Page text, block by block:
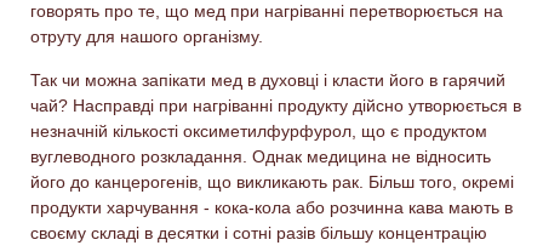
говорять про те, що мед при нагріванні перетворюється на
отруту для нашого організму.
Так чи можна запікати мед в духовці і класти його в гарячий
чай? Насправді при нагріванні продукту дійсно утворюється в
незначній кількості оксиметилфурфурол, що є продуктом
вуглеводного розкладання. Однак медицина не відносить
його до канцерогенів, що викликають рак. Більш того, окремі
продукти харчування - кока-кола або розчинна кава мають в
своєму складі в десятки і сотні разів більшу концентрацію